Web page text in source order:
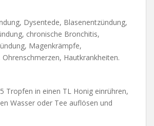
Dysentede, Blasenentzündung,
chronische Bronchitis,
Magenkrämpfe,
Hautkrankheiten.
Tropfen in einen TL Honig einrühren,
Wasser oder Tee auflösen und